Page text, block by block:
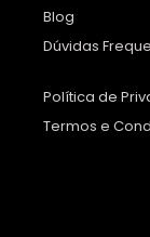
Blog
Dúvidas
Política de
Termos e